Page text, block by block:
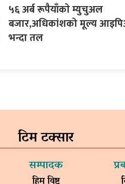
५६ अर्ब रूपैयाँकाे म्युचुअल
बजार,अधिकांशको मूल्य
भन्दा तल
टिम टक्सार
सम्पादक